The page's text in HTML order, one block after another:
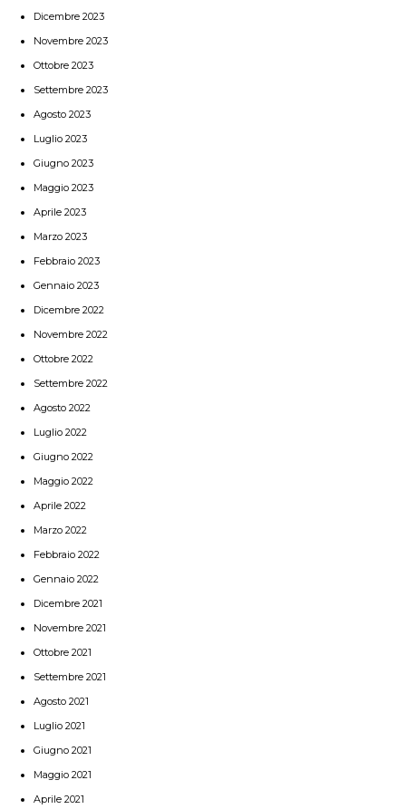
Dicembre 2023
Novembre 2023
Ottobre 2023
Settembre 2023
Agosto 2023
Luglio 2023
Giugno 2023
Maggio 2023
Aprile 2023
Marzo 2023
Febbraio 2023
Gennaio 2023
Dicembre 2022
Novembre 2022
Ottobre 2022
Settembre 2022
Agosto 2022
Luglio 2022
Giugno 2022
Maggio 2022
Aprile 2022
Marzo 2022
Febbraio 2022
Gennaio 2022
Dicembre 2021
Novembre 2021
Ottobre 2021
Settembre 2021
Agosto 2021
Luglio 2021
Giugno 2021
Maggio 2021
Aprile 2021